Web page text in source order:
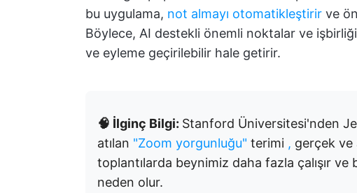
bu uygulama, not almayı otomatikleştirir ve
Böylece, AI destekli önemli noktalar ve
ve eyleme geçirilebilir hale getirir.
🧠 İlginç Bilgi: Stanford Üniversitesi'nden
atılan "Zoom yorgunluğu" terimi , gerçek ve
toplantılarda beynimiz daha fazla çalışır
neden olur.